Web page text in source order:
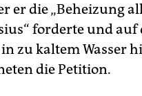
er die „Beheizung
forderte und auf
zu kaltem Wasser
die Petition.